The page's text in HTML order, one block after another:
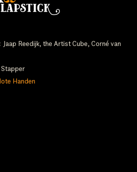
Jaap Reedijk, the Artist Cube, Corné van
Handen